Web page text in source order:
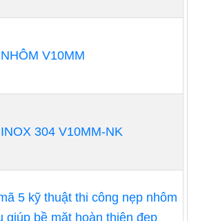
V10MM
304 V10MM-NK
5 kỹ thuật thi công nẹp nhôm
giúp bề mặt hoàn thiện đẹp